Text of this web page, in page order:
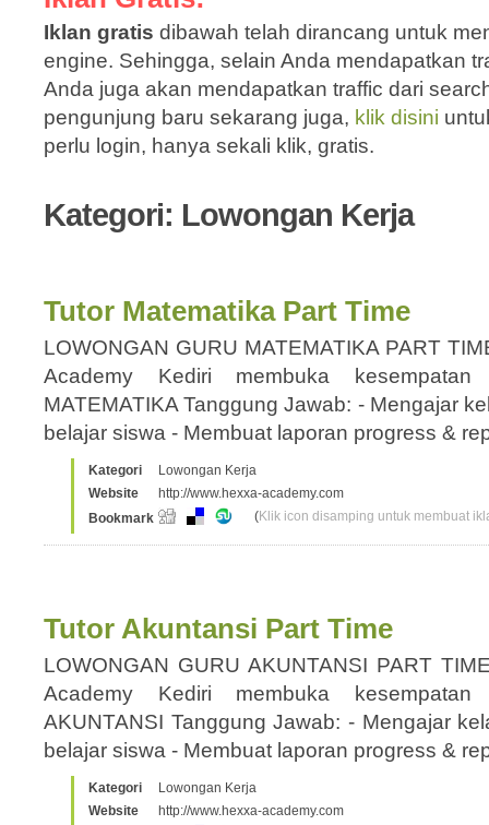
Iklan gratis dibawah telah dirancang untuk
engine. Sehingga, selain Anda mendapatkan
Anda juga akan mendapatkan traffic dari
pengunjung baru sekarang juga, klik disini
perlu login, hanya sekali klik, gratis.
Kategori: Lowongan Kerja
Tutor Matematika Part Time
LOWONGAN GURU MATEMATIKA PART
Academy Kediri membuka
MATEMATIKA Tanggung Jawab: - Mengajar
belajar siswa - Membuat laporan progress &
Kategori
Lowongan Kerja
Website
http://www.hexxa-academy.com
Bookmark
(Klik icon disamping untuk membuat
Tutor Akuntansi Part Time
LOWONGAN GURU AKUNTANSI PART
Academy Kediri membuka
AKUNTANSI Tanggung Jawab: - Mengajar
belajar siswa - Membuat laporan progress &
Kategori
Lowongan Kerja
Website
http://www.hexxa-academy.com